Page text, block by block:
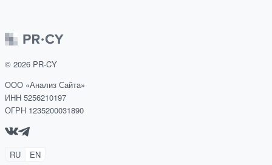
© 2026 PR-CY
ООО «Анализ Сайта»
ИНН 5256210197
ОГРН 1235200031890
RU EN